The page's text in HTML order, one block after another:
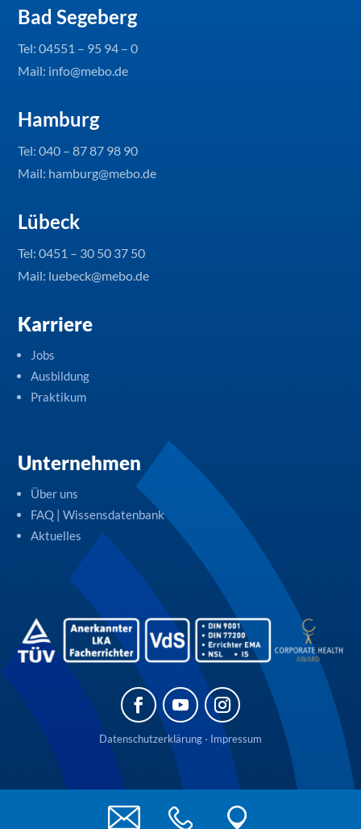
Bad Segeberg
Tel:04551 – 95 94 – 0
Mail: info@mebo.de
Hamburg
Tel:040 – 87 87 98 90
Mail: hamburg@mebo.de
Lübeck
Tel:0451 – 30 50 37 50
Mail: luebeck@mebo.de
Karriere
Jobs
Ausbildung
Praktikum
Unternehmen
Über uns
FAQ | Wissensdatenbank
Aktuelles
Datenschutzerklärung ⋅ Impressum